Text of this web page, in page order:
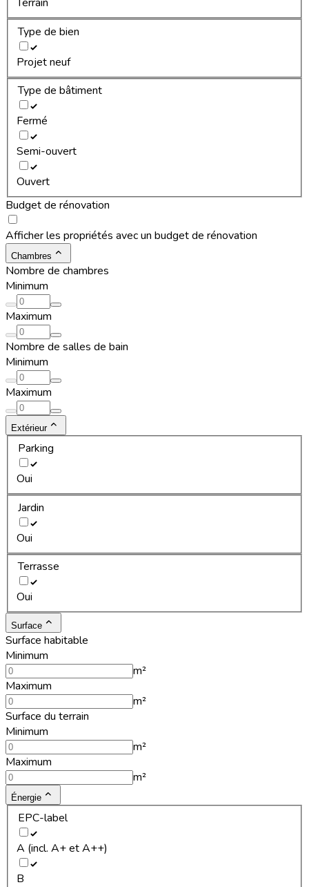
Type de bien
Projet neuf
Type de bâtiment
Fermé
Semi-ouvert
Ouvert
Budget de rénovation
Afficher les propriétés avec un budget de rénovation
Chambres
Nombre de chambres
Minimum
Maximum
Nombre de salles de bain
Minimum
Maximum
Extérieur
Parking
Oui
Jardin
Oui
Terrasse
Oui
Surface
Surface habitable
Minimum
m²
Maximum
m²
Surface du terrain
Minimum
m²
Maximum
m²
Énergie
EPC-label
A (incl. A+ et A++)
B